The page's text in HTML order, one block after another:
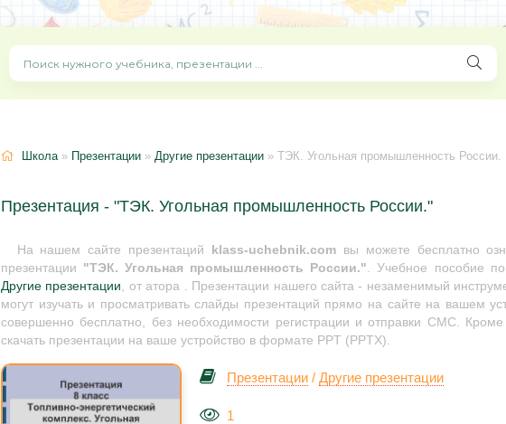
Школа» Презентации » Другие презентации » ТЭК. Угольная промышленность России.
Презентация - "ТЭК. Угольная промышленность России."
На нашем сайте презентаций klass-uchebnik.comвы можете бесплатно
презентации "ТЭК. Угольная промышленность России.". Учебное пособие
Другие презентации, от атора . Презентации нашего сайта - незаменимый
могут изучать и просматривать слайды презентаций прямо на сайте на вашем
совершенно бесплатно, без необходимости регистрации и отправки СМС. Кроме
скачать презентации на ваше устройство в формате PPT (PPTX).
Презентации / Другие презентации
1